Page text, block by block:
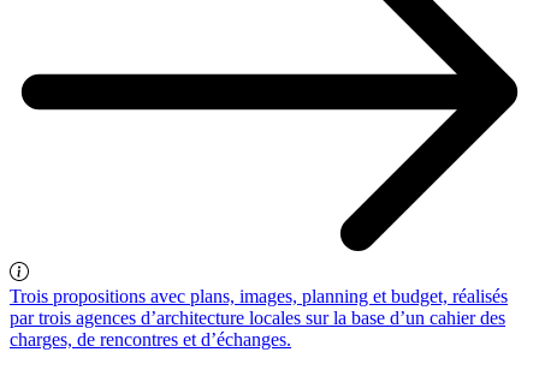
Trois propositions avec plans, images, planning et budget, réalisés
par trois agences d’architecture locales sur la base d’un cahier des
charges, de rencontres et d’échanges.